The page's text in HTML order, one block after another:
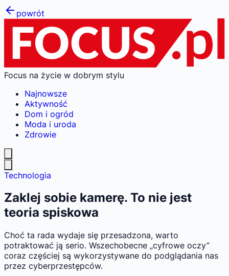
powrót
Focus na życie w dobrym stylu
Najnowsze
Aktywność
Dom i ogród
Moda i uroda
Zdrowie
Technologia
Zaklej sobie kamerę. To nie jest
teoria spiskowa
Choć ta rada wydaje się przesadzona, warto
potraktować ją serio. Wszechobecne „cyfrowe oczy”
coraz częściej są wykorzystywane do podglądania nas
przez cyberprzestępców.